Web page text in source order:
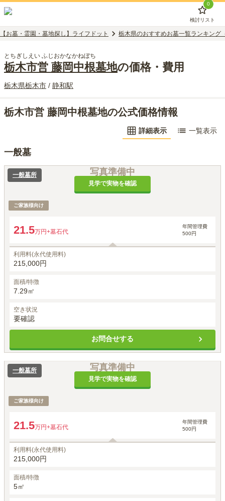
0
検討リスト
【お墓・霊園・墓地探し】ライフドット 栃木県のおすすめお墓一覧ランキング
とちぎしえい ふじおかなかねぼち
栃木市営 藤岡中根墓地の価格・費用
栃木県栃木市 / 静和駅
栃木市営 藤岡中根墓地の公式価格情報
詳細表示 一覧表示
一般墓
写真準備中
見学で実物を確認
一般墓所
ご家族様向け
21.5万円+墓石代
年間管理費
500円
利用料(永代使用料)
215,000円
面積/特徴
7.29㎡
空き状況
要確認
お問合せする
写真準備中
見学で実物を確認
一般墓所
ご家族様向け
21.5万円+墓石代
年間管理費
500円
利用料(永代使用料)
215,000円
面積/特徴
5㎡